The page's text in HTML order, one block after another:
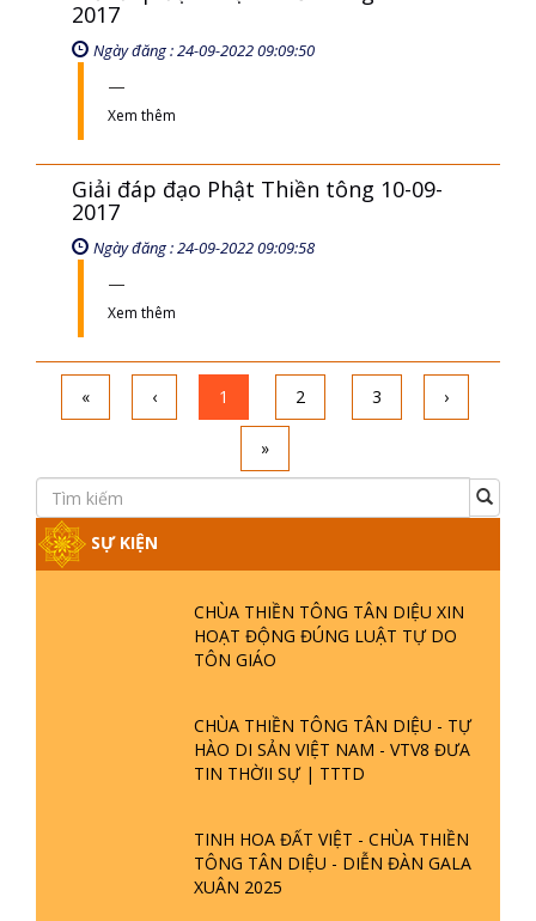
2017
Ngày đăng : 24-09-2022 09:09:50
Xem thêm
Giải đáp đạo Phật Thiền tông 10-09-
2017
Ngày đăng : 24-09-2022 09:09:58
Xem thêm
« ‹ 1 2 3 ›
»
SỰ KIỆN
CHÙA THIỀN TÔNG TÂN DIỆU XIN
HOẠT ĐỘNG ĐÚNG LUẬT TỰ DO
TÔN GIÁO
CHÙA THIỀN TÔNG TÂN DIỆU - TỰ
HÀO DI SẢN VIỆT NAM - VTV8 ĐƯA
TIN THỜII SỰ | TTTD
TINH HOA ĐẤT VIỆT - CHÙA THIỀN
TÔNG TÂN DIỆU - DIỄN ĐÀN GALA
XUÂN 2025